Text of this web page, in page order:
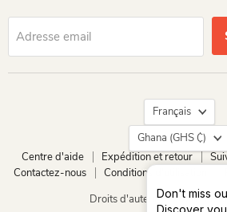
Don't miss
Discover
Adresse email
Langue
Français
Pays
Ghana
(GHS ₵)
Centre d'aide
Expédition et retour
Contactez-nous
Conditions d'utilisation
Droits d'auteur © 2026 Dio